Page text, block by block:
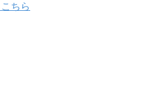
ちら